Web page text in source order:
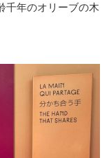
千年のオリーブの木